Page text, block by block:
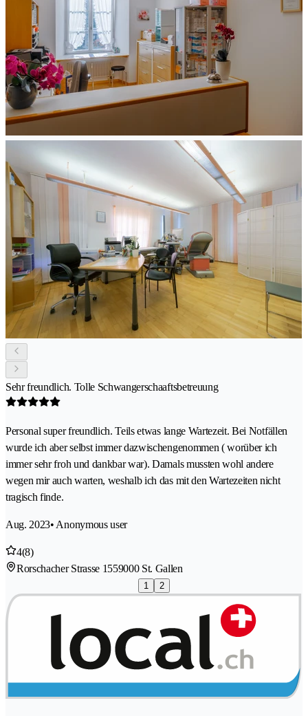
Sehr freundlich. Tolle Schwangerschaaftsbetreuung
Personal super freundlich. Teils etwas lange Wartezeit. Bei Notfällen
wurde ich aber selbst immer dazwischengenommen ( worüber ich
immer sehr froh und dankbar war). Damals mussten wohl andere
wegen mir auch warten, weshalb ich das mit den Wartezeiten nicht
tragisch finde.
Aug. 2023• Anonymous user
4(8)
Rorschacher Strasse 1559000 St. Gallen
1 2